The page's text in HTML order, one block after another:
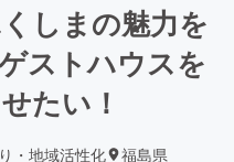
しまの魅力を
ストハウスを
たい！
・地域活性化 福島県